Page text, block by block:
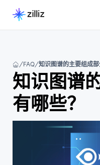
FAQ 知识图谱的主要组成部
知识图谱
有哪些？